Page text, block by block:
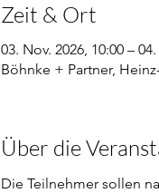
Zeit & Ort
03. Nov. 2026, 10:00 –
Böhnke + Partner,
Über die
Die Teilnehmer sollen